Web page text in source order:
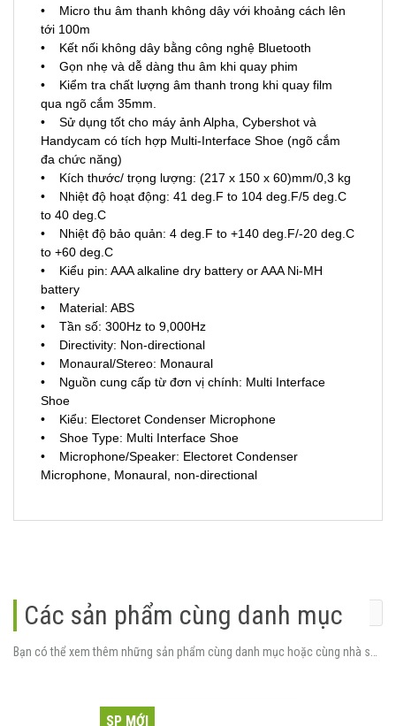
• Micro thu âm thanh không dây với khoảng cách lên
tới 100m
• Kết nối không dây bằng công nghệ Bluetooth
• Gọn nhẹ và dễ dàng thu âm khi quay phim
• Kiểm tra chất lượng âm thanh trong khi quay film
qua ngõ cắm 35mm.
• Sử dụng tốt cho máy ảnh Alpha, Cybershot và
Handycam có tích hợp Multi-Interface Shoe (ngõ cắm
đa chức năng)
• Kích thước/ trọng lượng: (217 x 150 x 60)mm/0,3 kg
• Nhiệt độ hoạt động: 41 deg.F to 104 deg.F/5 deg.C
to 40 deg.C
• Nhiệt độ bảo quản: 4 deg.F to +140 deg.F/-20 deg.C
to +60 deg.C
• Kiểu pin: AAA alkaline dry battery or AAA Ni-MH
battery
• Material: ABS
• Tần số: 300Hz to 9,000Hz
• Directivity: Non-directional
• Monaural/Stereo: Monaural
• Nguồn cung cấp từ đơn vị chính: Multi Interface
Shoe
• Kiểu: Electoret Condenser Microphone
• Shoe Type: Multi Interface Shoe
• Microphone/Speaker: Electoret Condenser
Microphone, Monaural, non-directional
Các sản phẩm cùng danh mục
SP MỚI